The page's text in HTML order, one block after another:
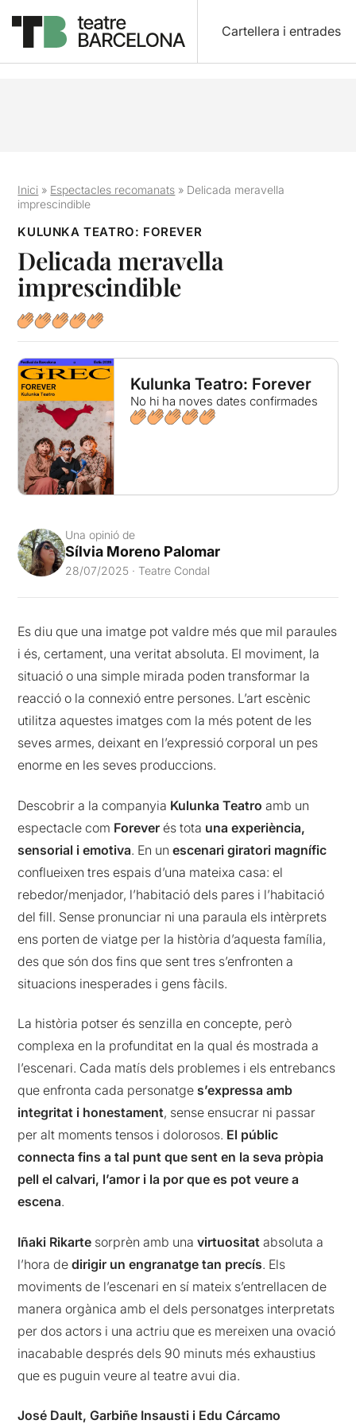
Cartellera i entrades
Inici » Espectacles recomanats » Delicada meravella
imprescindible
KULUNKA TEATRO: FOREVER
Delicada meravella
imprescindible
Kulunka Teatro: Forever
No hi ha noves dates confirmades
Una opinió de
Sílvia Moreno Palomar
28/07/2025 · Teatre Condal
Es diu que una imatge pot valdre més que mil paraules
i és, certament, una veritat absoluta. El moviment, la
situació o una simple mirada poden transformar la
reacció o la connexió entre persones. L’art escènic
utilitza aquestes imatges com la més potent de les
seves armes, deixant en l’expressió corporal un pes
enorme en les seves produccions.
Descobrir a la companyia Kulunka Teatro amb un
espectacle com Forever és tota una experiència,
sensorial i emotiva. En unescenari giratori magnífic
conflueixen tres espais d’una mateixa casa: el
rebedor/menjador, l’habitació dels pares i l’habitació
del fill. Sense pronunciar ni una paraula els intèrprets
ens porten de viatge per la història d’aquesta família,
des que són dos fins que sent tres s’enfronten a
situacions inesperades i gens fàcils.
La història potser és senzilla en concepte, però
complexa en la profunditat en la qual és mostrada a
l’escenari. Cada matís dels problemes i els entrebancs
que enfronta cada personatge s’expressa amb
integritat i honestament, sense ensucrar ni passar
per alt moments tensos i dolorosos. El públic
connecta fins a tal punt que sent en la seva pròpia
pell el calvari, l’amor i la por que es pot veure a
escena.
Iñaki Rikarte sorprèn amb unavirtuositat absoluta a
l’hora dedirigir un engranatge tan precís. Els
moviments de l’escenari en sí mateix s’entrellacen de
manera orgànica amb el dels personatges interpretats
per dos actors i una actriu que es mereixen una ovació
inacabable després dels 90 minuts més exhaustius
que es puguin veure al teatre avui dia.
José Dault, Garbiñe Insausti i Edu Cárcamo